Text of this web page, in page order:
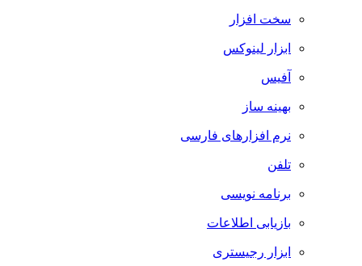
سخت افزار
ابزار لینوکس
آفیس
بهینه ساز
نرم افزارهای فارسی
تلفن
برنامه نویسی
بازیابی اطلاعات
ابزار رجیستری